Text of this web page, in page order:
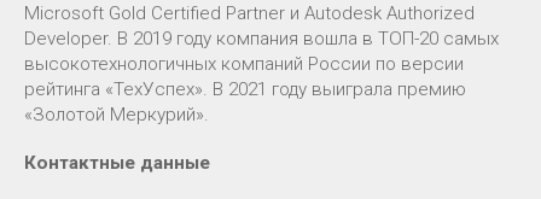
Microsoft Gold Certified Partner и Autodesk Authorized
Developer. В 2019 году компания вошла в ТОП-20 самых
высокотехнологичных компаний России по версии
рейтинга «ТехУспех». В 2021 году выиграла премию
«Золотой Меркурий».
Контактные данные